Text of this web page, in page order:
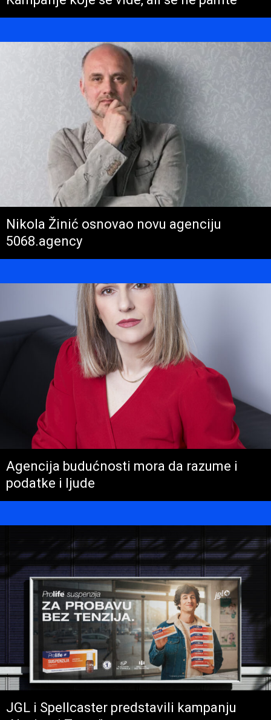
Nikola Žinić osnovao novu agenciju
5068.agency
Agencija budućnosti mora da razume i
podatke i ljude
JGL i Spellcaster predstavili kampanju